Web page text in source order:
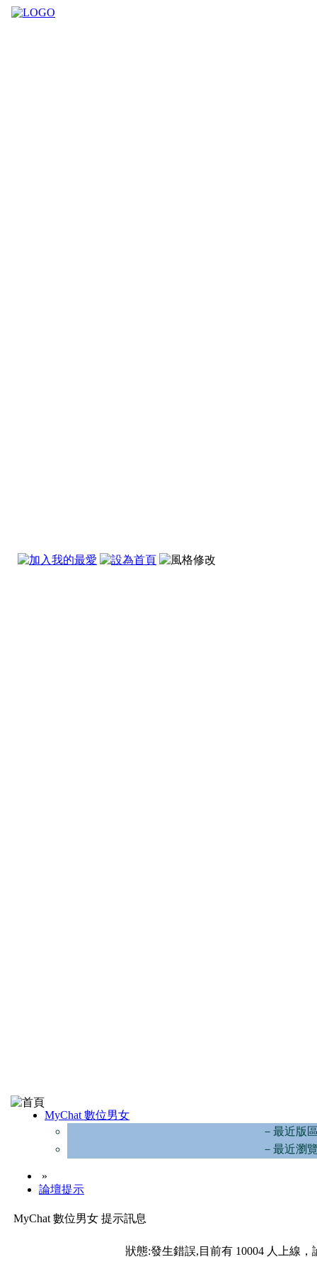
MyChat 數位男女
－最近版
－最近瀏
»
論壇提示
MyChat 數位男女 提示訊息
狀態:發生錯誤,目前有 10004 人上線